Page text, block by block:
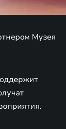
Музея